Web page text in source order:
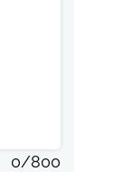
0/800